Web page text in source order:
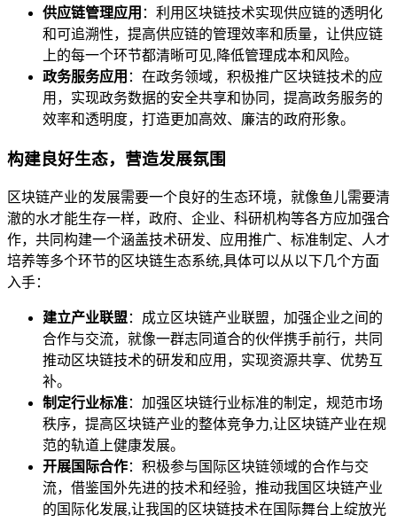
供应链管理应用 ：利用区块链技术实现供应链的透明化
和可追溯性，提高供应链的管理效率和质量，让供应链
上的每一个环节都清晰可见,降低管理成本和风险。
政务服务应用 ：在政务领域，积极推广区块链技术的应
用，实现政务数据的安全共享和协同，提高政务服务的
效率和透明度，打造更加高效、廉洁的政府形象。
构建良好生态，营造发展氛围
区块链产业的发展需要一个良好的生态环境，就像鱼儿需要清
澈的水才能生存一样，政府、企业、科研机构等各方应加强合
作，共同构建一个涵盖技术研发、应用推广、标准制定、人才
培养等多个环节的区块链生态系统,具体可以从以下几个方面
入手：
建立产业联盟 ：成立区块链产业联盟，加强企业之间的
合作与交流，就像一群志同道合的伙伴携手前行，共同
推动区块链技术的研发和应用，实现资源共享、优势互
补。
制定行业标准：加强区块链行业标准的制定，规范市场
秩序，提高区块链产业的整体竞争力,让区块链产业在规
范的轨道上健康发展。
开展国际合作：积极参与国际区块链领域的合作与交
流，借鉴国外先进的技术和经验，推动我国区块链产业
的国际化发展,让我国的区块链技术在国际舞台上绽放光